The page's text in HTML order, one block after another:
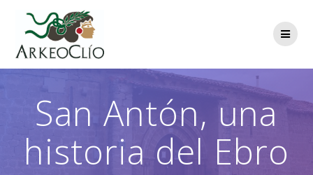
San Antón, una
historia del Ebro